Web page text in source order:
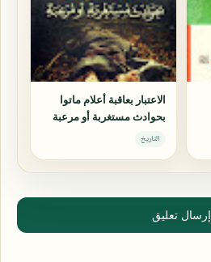
الاعتبار بعاقبة أعلام ماتوا
بحوادث مستغربة أو مرعبة
التاريخ
إرسال تعليق